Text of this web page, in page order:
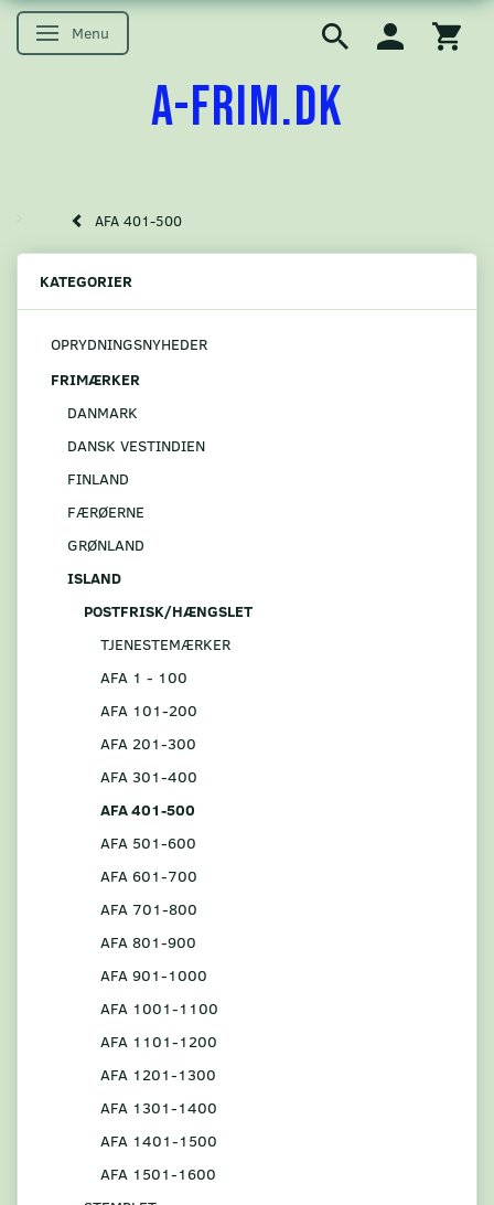
Skifte navigation
Menu
A-FRIM.DK
AFA 401-500
KATEGORIER
OPRYDNINGSNYHEDER
FRIMÆRKER
DANMARK
DANSK VESTINDIEN
FINLAND
FÆRØERNE
GRØNLAND
ISLAND
POSTFRISK/HÆNGSLET
TJENESTEMÆRKER
AFA 1 - 100
AFA 101-200
AFA 201-300
AFA 301-400
AFA 401-500
AFA 501-600
AFA 601-700
AFA 701-800
AFA 801-900
AFA 901-1000
AFA 1001-1100
AFA 1101-1200
AFA 1201-1300
AFA 1301-1400
AFA 1401-1500
AFA 1501-1600